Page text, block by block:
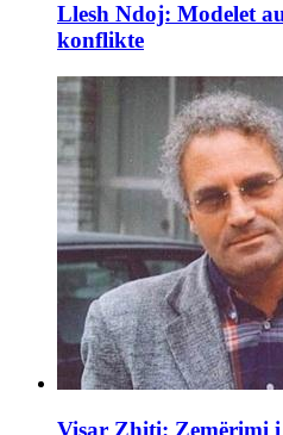
Llesh Ndoj: Modelet
konflikte
Visar Zhiti: Zemërimi i